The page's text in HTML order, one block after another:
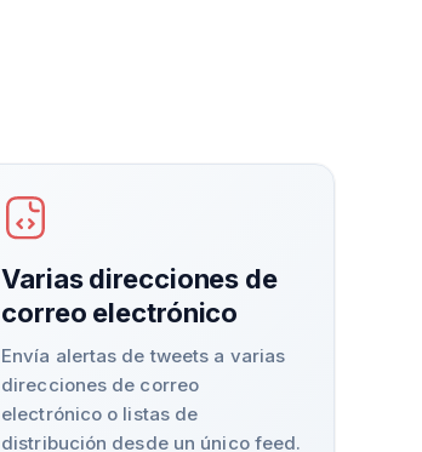
Varias direcciones de
correo electrónico
Envía alertas de tweets a varias
direcciones de correo
electrónico o listas de
distribución desde un único feed.